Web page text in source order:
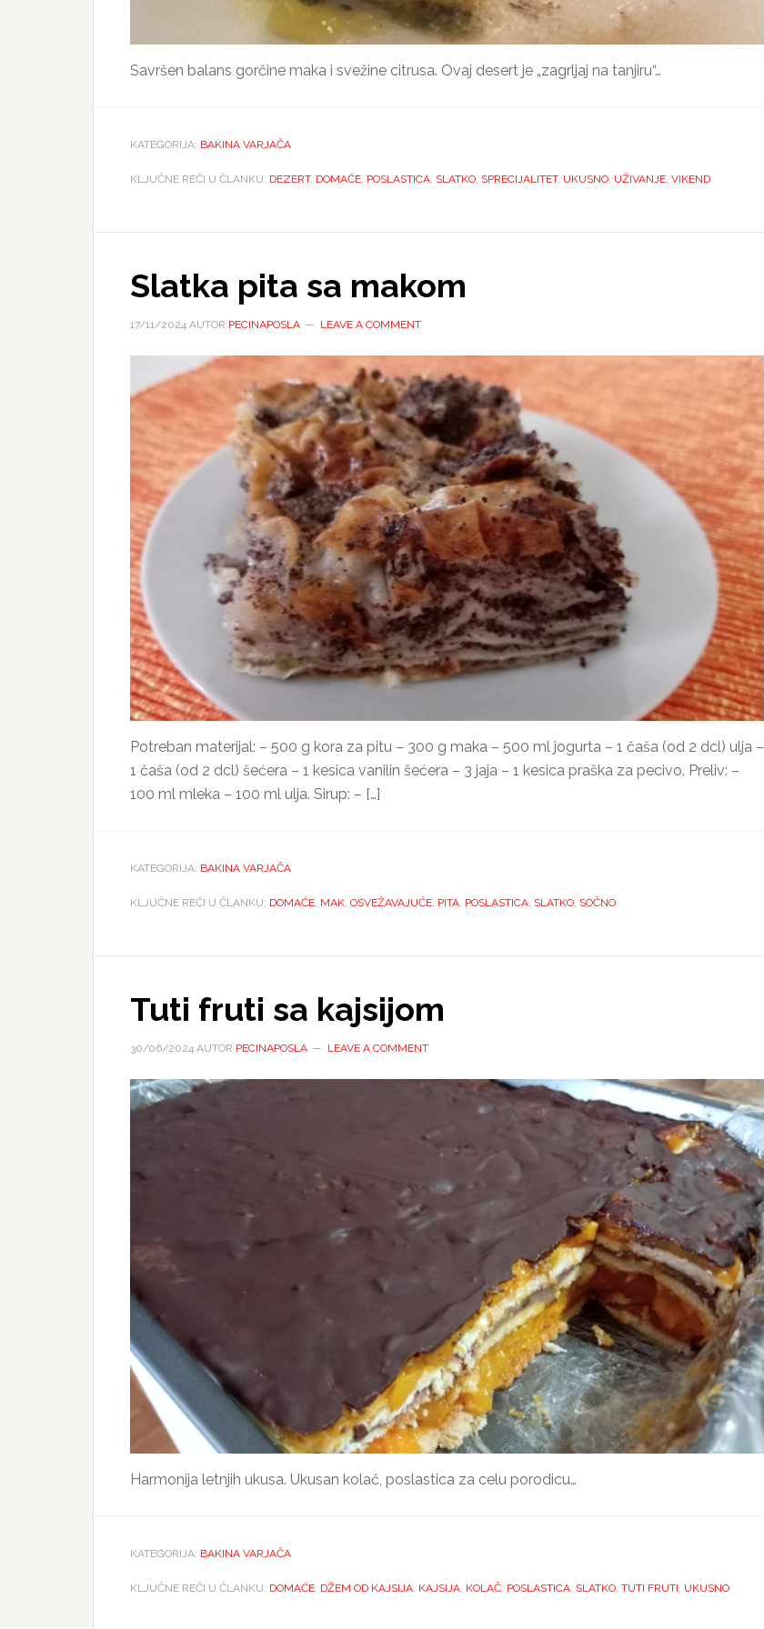
Savršen balans gorčine maka i svežine citrusa. Ovaj desert je „zagrljaj na tanjiru“…
KATEGORIJA: BAKINA VARJAČA
KLJUČNE REČI U ČLANKU: DEZERT, DOMAĆE, POSLASTICA, SLATKO, SPRECIJALITET, UKUSNO, UŽIVANJE, VIKEND
Slatka pita sa makom
17/11/2024 AUTOR PECINAPOSLA LEAVE A COMMENT
Potreban materijal: – 500 g kora za pitu – 300 g maka – 500 ml jogurta – 1 čaša (od 2 dcl) ulja –
1 čaša (od 2 dcl) šećera – 1 kesica vanilin šećera – 3 jaja – 1 kesica praška za pecivo. Preliv: –
100 ml mleka – 100 ml ulja. Sirup: – […]
KATEGORIJA: BAKINA VARJAČA
KLJUČNE REČI U ČLANKU: DOMAĆE, MAK, OSVEŽAVAJUĆE, PITA, POSLASTICA, SLATKO, SOČNO
Tuti fruti sa kajsijom
30/06/2024 AUTOR PECINAPOSLA LEAVE A COMMENT
Harmonija letnjih ukusa. Ukusan kolač, poslastica za celu porodicu…
KATEGORIJA: BAKINA VARJAČA
KLJUČNE REČI U ČLANKU: DOMAĆE, DŽEM OD KAJSIJA, KAJSIJA, KOLAČ, POSLASTICA, SLATKO, TUTI FRUTI, UKUSNO